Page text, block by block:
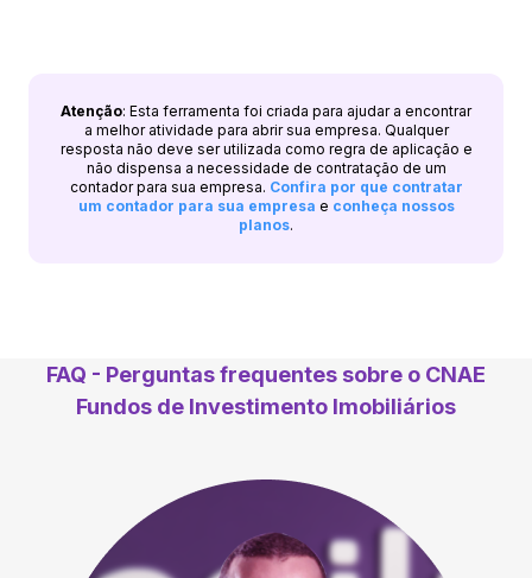
Atenção: Esta ferramenta foi criada para ajudar a encontrar
a melhor atividade para abrir sua empresa. Qualquer
resposta não deve ser utilizada como regra de aplicação e
não dispensa a necessidade de contratação de um
contador para sua empresa. Confira por que contratar
um contador para sua empresa e conheça nossos
planos.
FAQ - Perguntas frequentes sobre o CNAE
Fundos de Investimento Imobiliários